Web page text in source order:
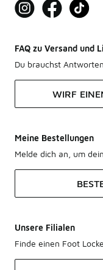
FAQ zu Versand und
Du brauchst
WIRF
Meine Bestellungen
Melde dich an, um
Unsere Filialen
Finde einen Foot